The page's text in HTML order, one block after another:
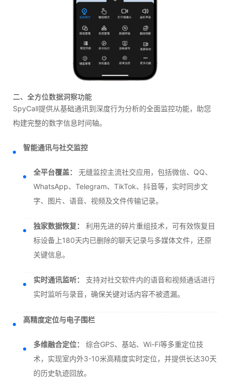
二、全方位数据洞察功能
SpyCall提供从基础通讯到深度行为分析的全面监控功能，助您
构建完整的数字信息时间轴。
智能通讯与社交监控
全平台覆盖：
无缝监控主流社交应用，包括微信、QQ、
WhatsApp、Telegram、TikTok、抖音等，实时同步文
字、图片、语音、视频及文件传输记录。
独家数据恢复：
利用先进的碎片重组技术，可有效恢复目
标设备上180天内已删除的聊天记录与多媒体文件，还原
关键信息。
实时通讯监听：
支持对社交软件内的语音和视频通话进行
实时监听与录音，确保关键对话内容不被遗漏。
高精度定位与电子围栏
多维融合定位：
综合GPS、基站、Wi-Fi等多重定位技
术，实现室内外3-10米高精度实时定位，并提供长达30天
的历史轨迹回放。